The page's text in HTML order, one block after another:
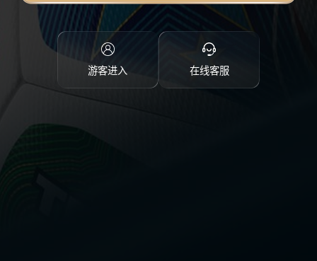
游客进入 在线客服